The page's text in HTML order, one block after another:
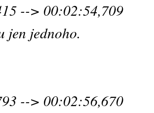
--> 00:02:54,709
jen jednoho.
--> 00:02:56,670